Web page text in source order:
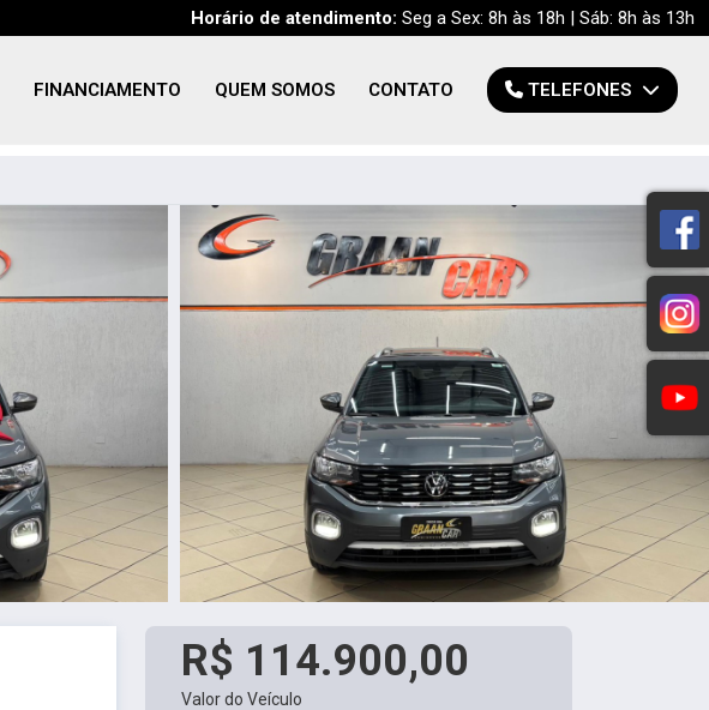
Horário de atendimento: Seg a Sex: 8h às 18h | Sáb: 8h às 13h
FINANCIAMENTO QUEM SOMOS CONTATO TELEFONES
R$ 114.900,00
Valor do Veículo